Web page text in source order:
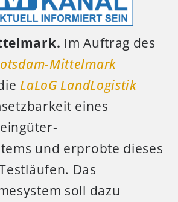
Im Auftrag des
Mittelmark
LaLoG LandLogistik
eines
und erprobte dieses
Das
soll dazu